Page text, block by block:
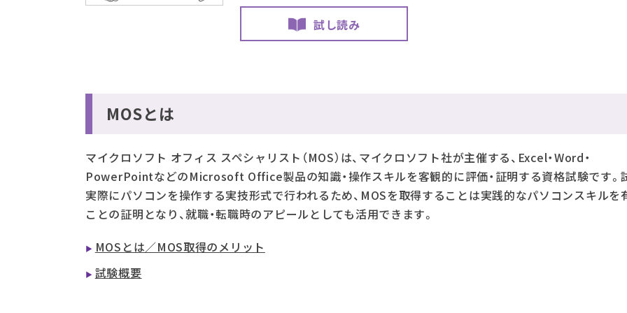
試し読み
MOSとは
マイクロソフト オフィス スペシャリスト（MOS）は、マイクロソフト社が主催する、Excel・Word・
PowerPointなどのMicrosoft Office製品の知識・操作スキルを客観的に評価・証明する資格試験です。
実際にパソコンを操作する実技形式で行われるため、MOSを取得することは実践的なパソコンスキルを
ことの証明となり、就職・転職時のアピールとしても活用できます。
MOSとは／MOS取得のメリット
試験概要